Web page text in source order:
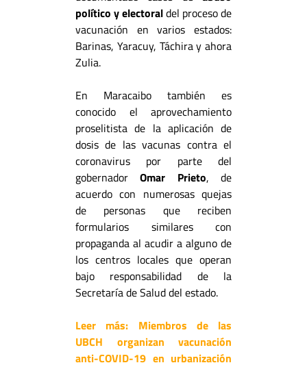
político y electoraldel proceso de
vacunación en varios estados:
Barinas, Yaracuy, Táchira y ahora
Zulia.
En Maracaibo también es
conocido el aprovechamiento
proselitista de la aplicación de
dosis de las vacunas contra el
coronavirus por parte del
gobernadorOmar Prieto, de
acuerdo con numerosas quejas
de personas que reciben
formularios similares con
propaganda al acudir a alguno de
los centros locales que operan
bajo responsabilidad de la
Secretaría de Salud del estado.
Leer más:
Miembros de las
UBCH organizan vacunación
anti-COVID-19 en urbanización